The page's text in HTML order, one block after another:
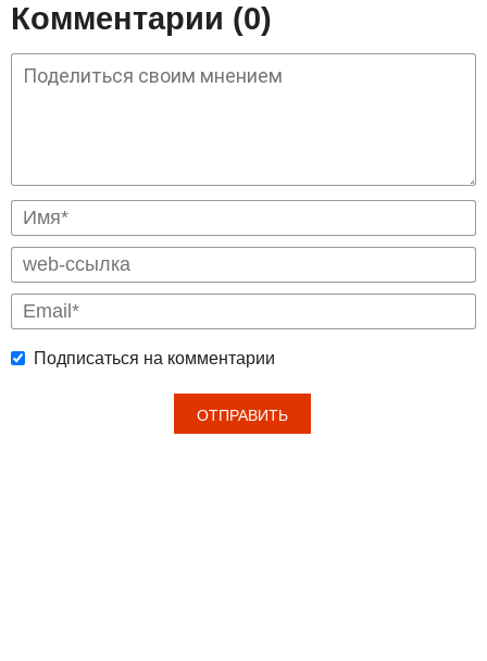
Комментарии (0)
Подписаться на комментарии